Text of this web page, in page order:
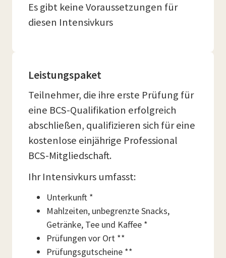
Es gibt keine Voraussetzungen für
diesen Intensivkurs
Leistungspaket
Teilnehmer, die ihre erste Prüfung für
eine BCS-Qualifikation erfolgreich
abschließen, qualifizieren sich für eine
kostenlose einjährige Professional
BCS-Mitgliedschaft.
Ihr Intensivkurs umfasst:
Unterkunft *
Mahlzeiten, unbegrenzte Snacks,
Getränke, Tee und Kaffee *
Prüfungen vor Ort **
Prüfungsgutscheine **